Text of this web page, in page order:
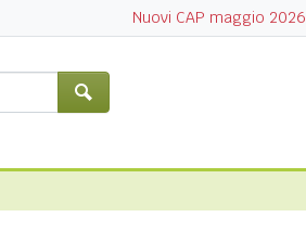
Nuovi CAP maggio 2026